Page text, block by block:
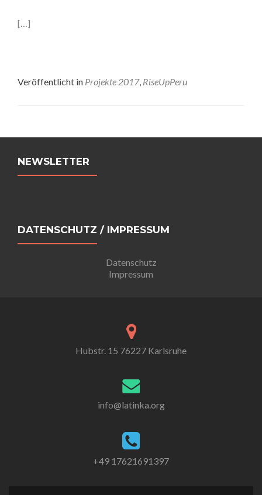
[…]
Veröffentlicht in Projekte 2017, RiseUpPeru
Beitrags-
Navigation
NEWSLETTER
DATENSCHUTZ / IMPRESSUM
Datenschutz
Impressum
Hubstr. 15 76227 Karlsruhe
info@latinka.org
+49 17621691397